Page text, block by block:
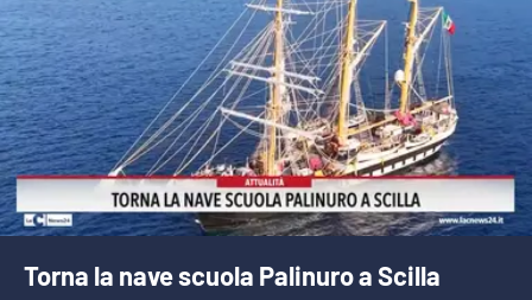
Torna la nave scuola Palinuro a Scilla